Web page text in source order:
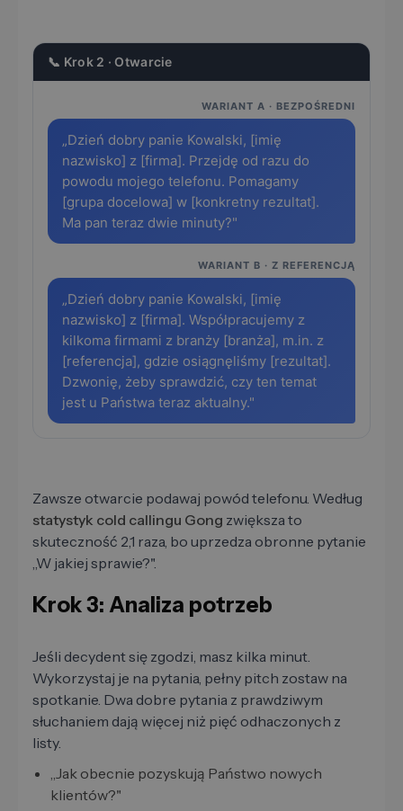
📞 Krok 2 · Otwarcie
WARIANT A · BEZPOŚREDNI
„Dzień dobry panie Kowalski, [imię
nazwisko] z [firma]. Przejdę od razu do
powodu mojego telefonu. Pomagamy
[grupa docelowa] w [konkretny rezultat].
Ma pan teraz dwie minuty?"
WARIANT B · Z REFERENCJĄ
„Dzień dobry panie Kowalski, [imię
nazwisko] z [firma]. Współpracujemy z
kilkoma firmami z branży [branża], m.in. z
[referencja], gdzie osiągnęliśmy [rezultat].
Dzwonię, żeby sprawdzić, czy ten temat
jest u Państwa teraz aktualny."
Zawsze otwarcie podawaj powód telefonu. Według
statystyk cold callingu Gong zwiększa to
skuteczność 2,1 raza, bo uprzedza obronne pytanie
„W jakiej sprawie?".
Krok 3: Analiza potrzeb
Jeśli decydent się zgodzi, masz kilka minut.
Wykorzystaj je na pytania, pełny pitch zostaw na
spotkanie. Dwa dobre pytania z prawdziwym
słuchaniem dają więcej niż pięć odhaczonych z
listy.
„Jak obecnie pozyskują Państwo nowych
klientów?"